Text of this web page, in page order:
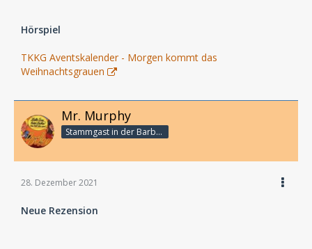
Hörspiel
TKKG Aventskalender - Morgen kommt das
Weihnachtsgrauen
Mr. Murphy
Stammgast in der Barbarabar
28. Dezember 2021
Neue Rezension